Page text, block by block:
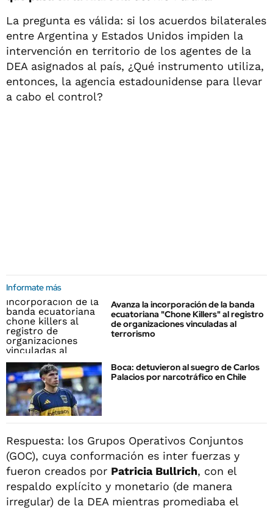
La pregunta es válida: si los acuerdos bilaterales
entre Argentina y Estados Unidos impiden la
intervención en territorio de los agentes de la
DEA asignados al país, ¿Qué instrumento utiliza,
entonces, la agencia estadounidense para llevar
a cabo el control?
Informate más
Avanza la incorporación de la banda
ecuatoriana "Chone Killers" al registro
de organizaciones vinculadas al
terrorismo
Boca: detuvieron al suegro de Carlos
Palacios por narcotráfico en Chile
Respuesta: los Grupos Operativos Conjuntos
(GOC), cuya conformación es inter fuerzas y
fueron creados por Patricia Bullrich, con el
respaldo explícito y monetario (de manera
irregular) de la DEA mientras promediaba el